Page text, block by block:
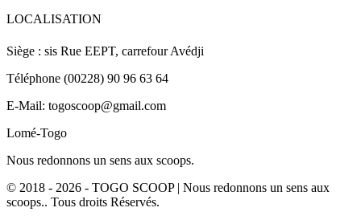
LOCALISATION
Siège : sis Rue EEPT, carrefour Avédji
Téléphone (00228) 90 96 63 64
E-Mail: togoscoop@gmail.com
Lomé-Togo
Nous redonnons un sens aux scoops.
© 2018 - 2026 - TOGO SCOOP | Nous redonnons un sens aux
scoops.. Tous droits Réservés.